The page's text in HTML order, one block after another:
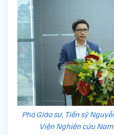
Phó Giáo sư, Tiến sỹ
Viện Nghiên cứu